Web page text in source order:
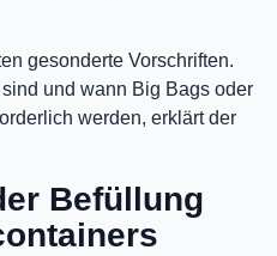
gesonderte Vorschriften.
und wann Big Bags oder
werden, erklärt der
Befüllung